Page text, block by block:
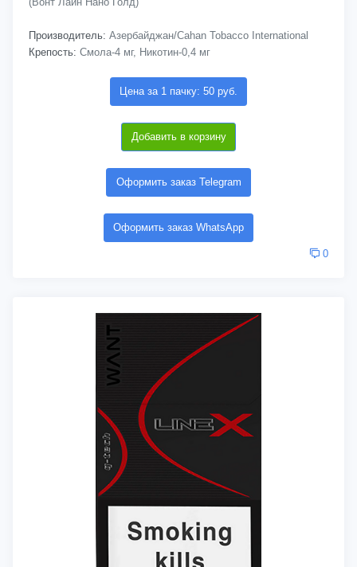
Производитель: Азербайджан/Cahan Tobacco International
Крепость: Смола-4 мг, Никотин-0,4 мг
Цена за 1 пачку: 50 руб.
Добавить в корзину
Оформить заказ Telegram
Оформить заказ WhatsApp
0